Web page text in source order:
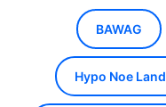
BAWAG
Hypo Noe